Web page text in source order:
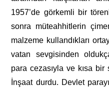
1957’de görkemli bir
sonra müteahhitlerin
malzeme kullandıkları
vatan sevgisinden
para cezasıyla ve kısa bir
İnşaat durdu. Devlet